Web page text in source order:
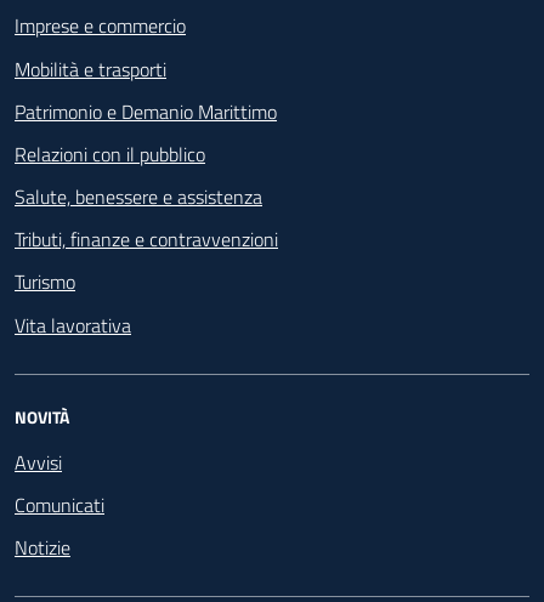
Imprese e commercio
Mobilità e trasporti
Patrimonio e Demanio Marittimo
Relazioni con il pubblico
Salute, benessere e assistenza
Tributi, finanze e contravvenzioni
Turismo
Vita lavorativa
NOVITÀ
Avvisi
Comunicati
Notizie